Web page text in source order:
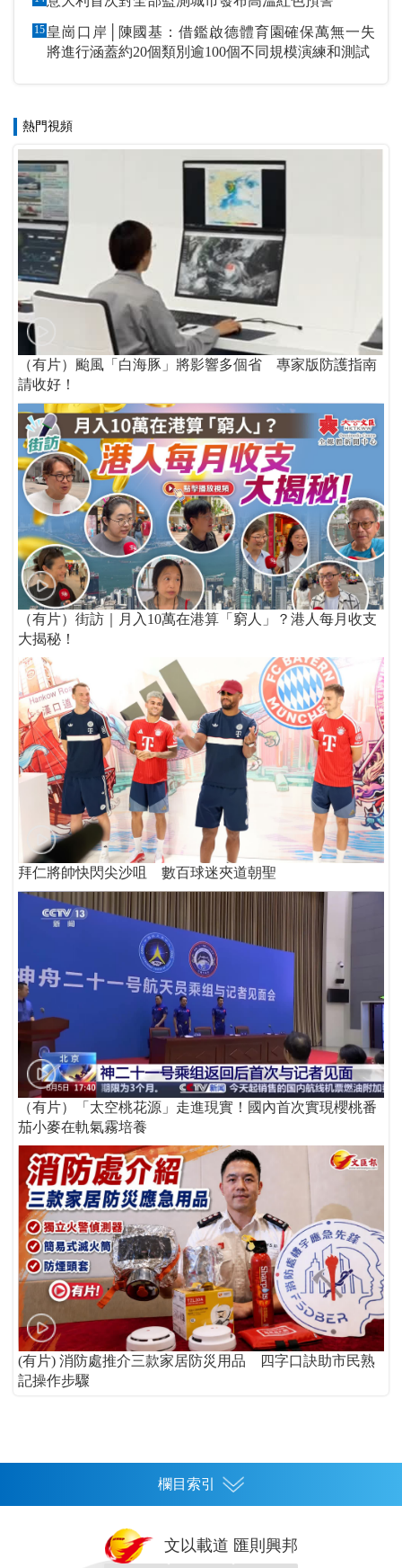
15 皇崗口岸│陳國基：借鑑啟德體育園確保萬無一失
將進行涵蓋約20個類別逾100個不同規模演練和測試
熱門視頻
（有片）颱風「白海豚」將影響多個省 專家版防護指南
請收好！
（有片）街訪｜月入10萬在港算「窮人」？港人每月收支
大揭秘！
拜仁將帥快閃尖沙咀 數百球迷夾道朝聖
（有片）「太空桃花源」走進現實！國內首次實現櫻桃番
茄小麥在軌氣霧培養
(有片) 消防處推介三款家居防災用品 四字口訣助市民熟
記操作步驟
欄目索引
文以載道 匯則興邦